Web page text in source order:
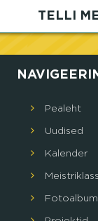
TELLI
Pealeht
Uudised
Кalender
Fotoalbum